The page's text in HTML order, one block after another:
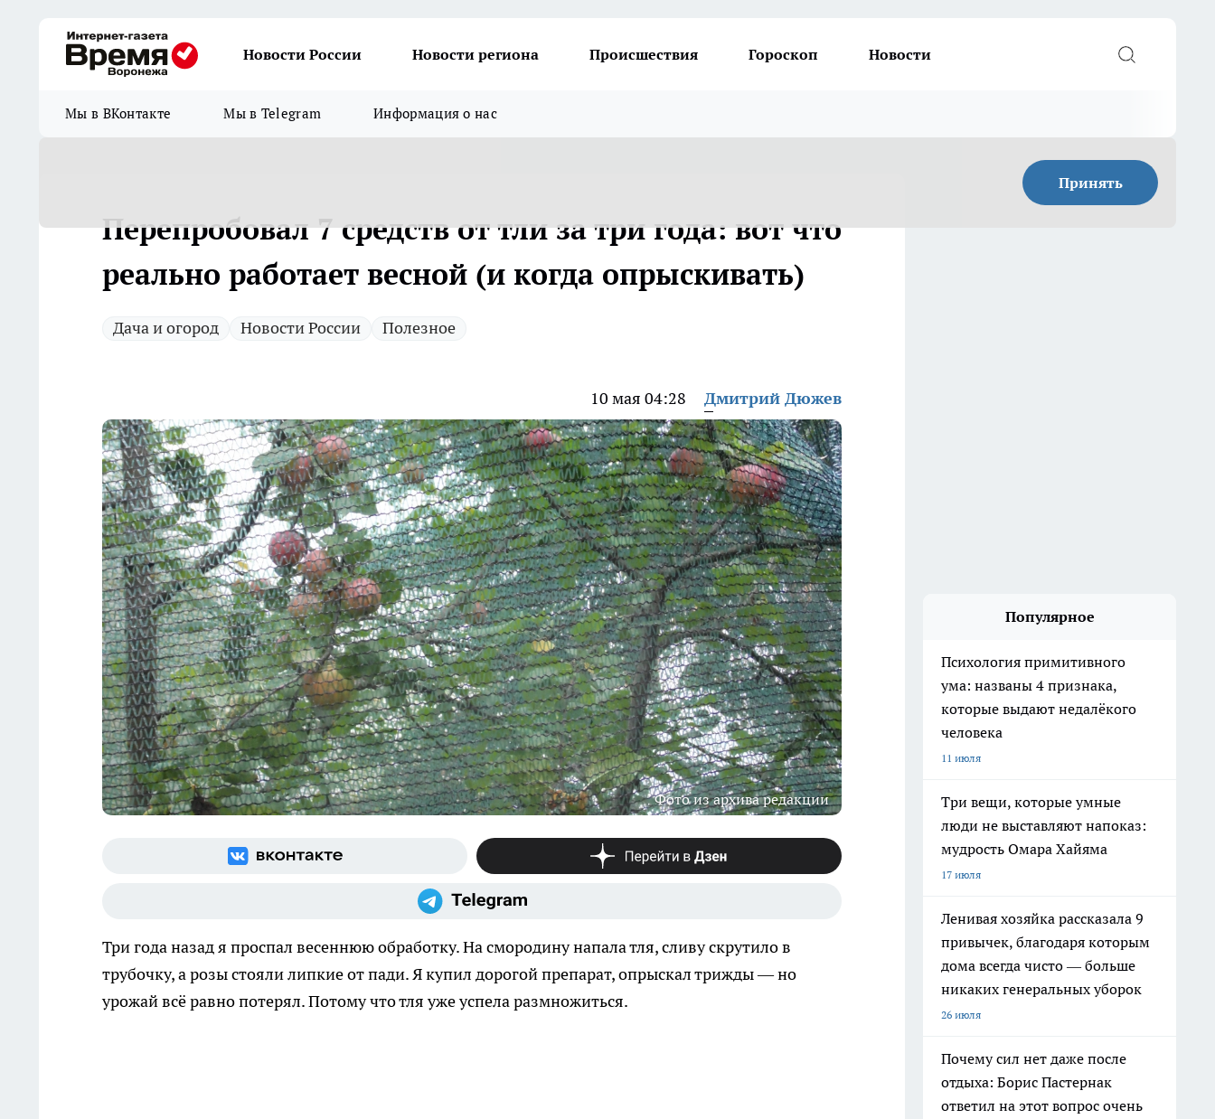
Новости России Новости региона Происшествия Гороскоп Новости
Мы в ВКонтакте Мы в Telegram Информация о нас
Принять
Перепробовал 7 средств от тли за три года: вот что
реально работает весной (и когда опрыскивать)
Дача и огород Новости России Полезное
10 мая 04:28 Дмитрий Дюжев
Фото из архива редакции
Три года назад я проспал весеннюю обработку. На смородину напала тля, сливу скрутило в
трубочку, а розы стояли липкие от пади. Я купил дорогой препарат, опрыскал трижды — но
урожай всё равно потерял. Потому что тля уже успела размножиться.
Популярное
Психология примитивного
ума: названы 4 признака,
которые выдают недалёкого
человека
11 июля
Три вещи, которые умные
люди не выставляют напоказ:
мудрость Омара Хайяма
17 июля
Ленивая хозяйка рассказала 9
привычек, благодаря которым
дома всегда чисто — больше
никаких генеральных уборок
26 июля
Почему сил нет даже после
отдыха: Борис Пастернак
ответил на этот вопрос очень